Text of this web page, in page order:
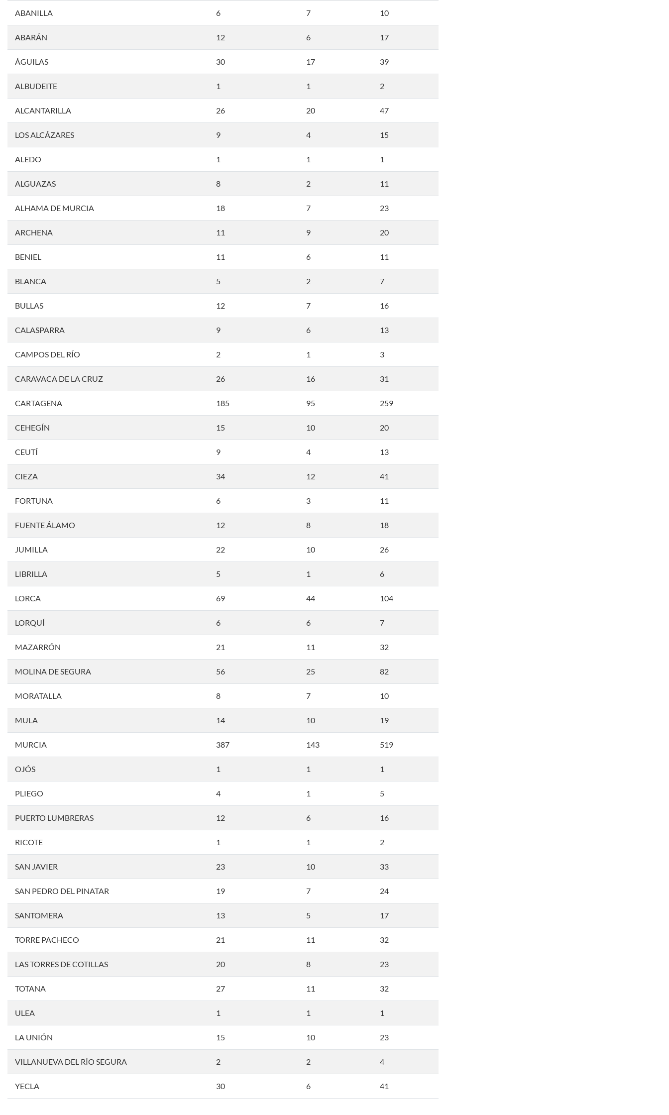
ABANILLA 6 7 10
ABARÁN 12 6 17
ÁGUILAS 30 17 39
ALBUDEITE 1 1 2
ALCANTARILLA 26 20 47
LOS ALCÁZARES 9 4 15
ALEDO 1 1 1
ALGUAZAS 8 2 11
ALHAMA DE MURCIA 18 7 23
ARCHENA 11 9 20
BENIEL 11 6 11
BLANCA 5 2 7
BULLAS 12 7 16
CALASPARRA 9 6 13
CAMPOS DEL RÍO 2 1 3
CARAVACA DE LA CRUZ 26 16 31
CARTAGENA 185 95 259
CEHEGÍN 15 10 20
CEUTÍ 9 4 13
CIEZA 34 12 41
FORTUNA 6 3 11
FUENTE ÁLAMO 12 8 18
JUMILLA 22 10 26
LIBRILLA 5 1 6
LORCA 69 44 104
LORQUÍ 6 6 7
MAZARRÓN 21 11 32
MOLINA DE SEGURA 56 25 82
MORATALLA 8 7 10
MULA 14 10 19
MURCIA 387 143 519
OJÓS 1 1 1
PLIEGO 4 1 5
PUERTO LUMBRERAS 12 6 16
RICOTE 1 1 2
SAN JAVIER 23 10 33
SAN PEDRO DEL PINATAR 19 7 24
SANTOMERA 13 5 17
TORRE PACHECO 21 11 32
LAS TORRES DE COTILLAS 20 8 23
TOTANA 27 11 32
ULEA 1 1 1
LA UNIÓN 15 10 23
VILLANUEVA DEL RÍO SEGURA 2 2 4
YECLA 30 6 41